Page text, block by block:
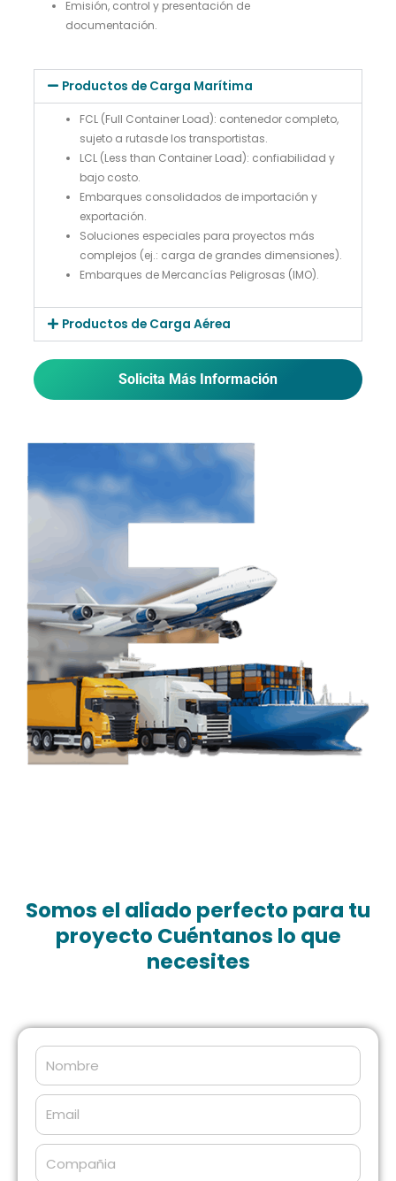
Emisión, control y presentación de
documentación.
Productos de Carga Marítima
FCL (Full Container Load): contenedor completo,
sujeto a rutasde los transportistas.
LCL (Less than Container Load): confiabilidad y
bajo costo.
Embarques consolidados de importación y
exportación.
Soluciones especiales para proyectos más
complejos (ej.: carga de grandes dimensiones).
Embarques de Mercancías Peligrosas (IMO).
Productos de Carga Aérea
Solicita Más Información
Somos el aliado perfecto para tu
proyecto Cuéntanos lo que
necesites